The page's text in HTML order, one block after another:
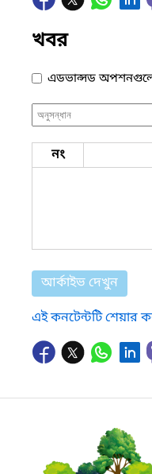
খবর
এডভান্সড
নং
আর্কাইভ দেখুন
এই কনটেন্টটি শেয়ার